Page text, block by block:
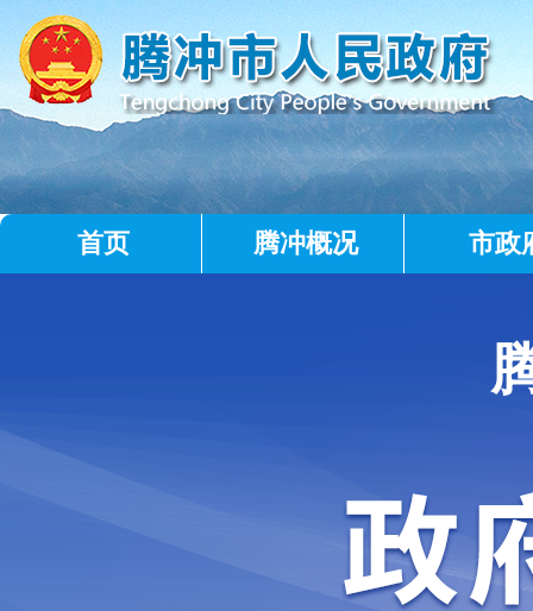
首页 腾冲概况 市政